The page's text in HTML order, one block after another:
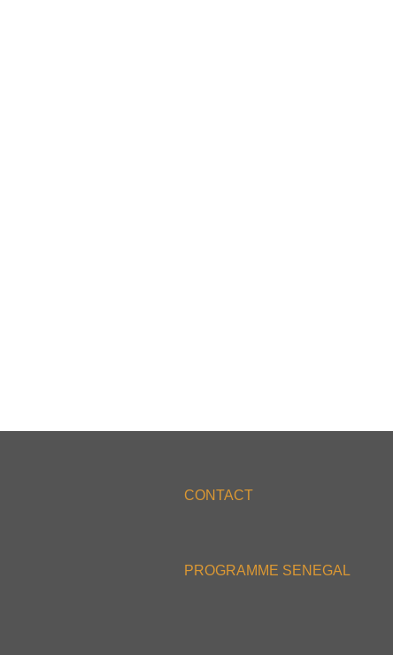
CONTACT
PROGRAMME SENEGAL